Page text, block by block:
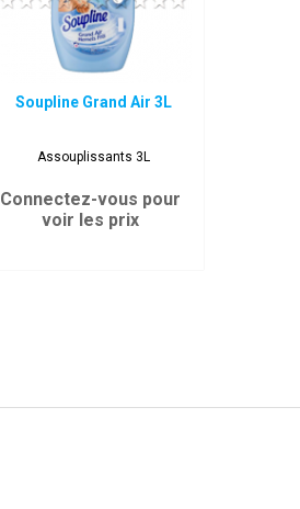
Soupline Grand Air 3L
Assouplissants 3L
Connectez-vous pour
voir les prix